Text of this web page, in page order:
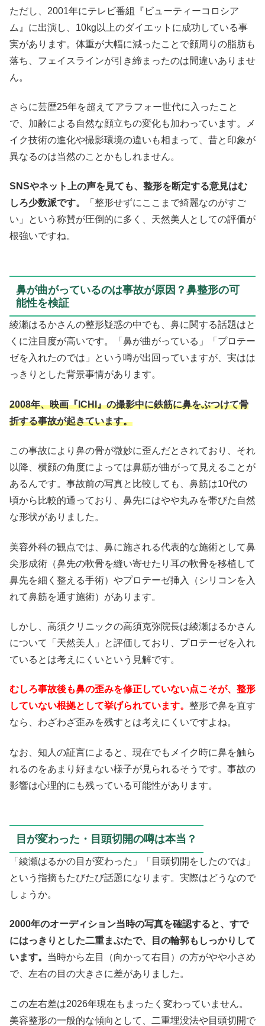
ただし、2001年にテレビ番組『ビューティーコロシア
ム』に出演し、10kg以上のダイエットに成功している事
実があります。体重が大幅に減ったことで顔周りの脂肪も
落ち、フェイスラインが引き締まったのは間違いありませ
ん。
さらに芸歴25年を超えてアラフォー世代に入ったこと
で、加齢による自然な顔立ちの変化も加わっています。メ
イク技術の進化や撮影環境の違いも相まって、昔と印象が
異なるのは当然のことかもしれません。
SNSやネット上の声を見ても、整形を断定する意見はむ
しろ少数派です。
「整形せずにここまで綺麗なのがすご
い」という称賛が圧倒的に多く、天然美人としての評価が
根強いですね。
鼻が曲がっているのは事故が原因？鼻整形の可
能性を検証
綾瀬はるかさんの整形疑惑の中でも、鼻に関する話題はと
くに注目度が高いです。「鼻が曲がっている」「プロテー
ゼを入れたのでは」という噂が出回っていますが、実はは
っきりとした背景事情があります。
2008年、映画『ICHI』の撮影中に鉄筋に鼻をぶつけて骨
折する事故が起きています。
この事故により鼻の骨が微妙に歪んだとされており、それ
以降、横顔の角度によっては鼻筋が曲がって見えることが
あるんです。事故前の写真と比較しても、鼻筋は10代の
頃から比較的通っており、鼻先にはやや丸みを帯びた自然
な形状がありました。
美容外科の観点では、鼻に施される代表的な施術として鼻
尖形成術（鼻先の軟骨を縫い寄せたり耳の軟骨を移植して
鼻先を細く整える手術）やプロテーゼ挿入（シリコンを入
れて鼻筋を通す施術）があります。
しかし、高須クリニックの高須克弥院長は綾瀬はるかさん
について「天然美人」と評価しており、プロテーゼを入れ
ているとは考えにくいという見解です。
むしろ事故後も鼻の歪みを修正していない点こそが、整形
していない根拠として挙げられています。 整形で鼻を直す
なら、わざわざ歪みを残すとは考えにくいですよね。
なお、知人の証言によると、現在でもメイク時に鼻を触ら
れるのをあまり好まない様子が見られるそうです。事故の
影響は心理的にも残っている可能性があります。
目が変わった・目頭切開の噂は本当？
「綾瀬はるかの目が変わった」「目頭切開をしたのでは」
という指摘もたびたび話題になります。実際はどうなので
しょうか。
2000年のオーディション当時の写真を確認すると、すで
にはっきりとした二重まぶたで、目の輪郭もしっかりして
います。 当時から左目（向かって右目）の方がやや小さめ
で、左右の目の大きさに差がありました。
この左右差は2026年現在もまったく変わっていません。
美容整形の一般的な傾向として、二重埋没法や目頭切開で